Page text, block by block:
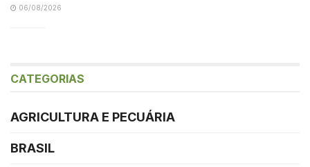
06/08/2026
CATEGORIAS
AGRICULTURA E PECUÁRIA
BRASIL